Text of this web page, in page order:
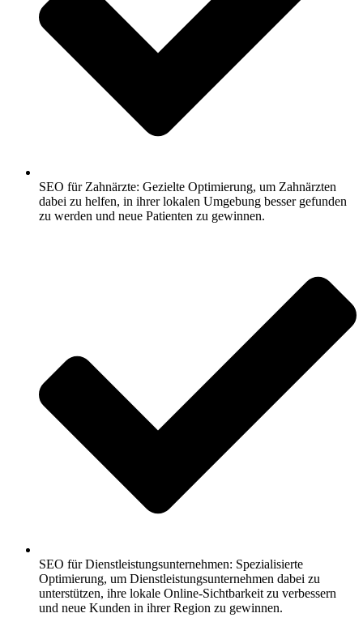
SEO für Zahnärzte: Gezielte Optimierung, um Zahnärzten
dabei zu helfen, in ihrer lokalen Umgebung besser gefunden
zu werden und neue Patienten zu gewinnen.
SEO für Dienstleistungsunternehmen: Spezialisierte
Optimierung, um Dienstleistungsunternehmen dabei zu
unterstützen, ihre lokale Online-Sichtbarkeit zu verbessern
und neue Kunden in ihrer Region zu gewinnen.